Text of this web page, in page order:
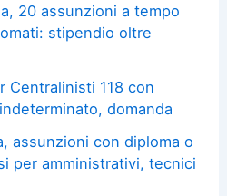
20 assunzioni a tempo
stipendio oltre
Centralinisti 118 con
domanda
assunzioni con diploma o
per amministrativi, tecnici